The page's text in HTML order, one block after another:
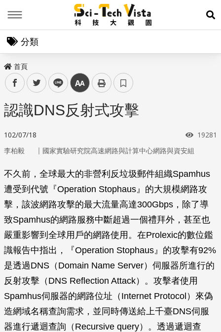
展
分類
首頁
facebooktwitter line 中
認識DNS反射式攻擊
102/07/18 瀏覽次
19281
李柏毅 ｜ 國家實驗研究院高速網路與計算中心網路與資安組
不久前，全球最大的非營利反垃圾郵件組織Spamhus
遭受到代號『Operation Stophaus』的大規模網路攻
擊，該波網路攻擊的最大流量高達300Gbps，除了導
致Spamhus的網路服務中斷超過一個禮拜外，甚至也
嚴重影響到全球用戶的網路使用。在Prolexic的數位鑑
識報告中指出，『Operation Stophaus』的攻擊有92%
是透過DNS（Domain Name Server）伺服器所進行的
反射攻擊（DNS Reflection Attack）。攻擊者使用
Spamhus伺服器的網路位址（Internet Protocol）來偽
造網域名稱查詢需求，並同時傳送給上千臺DNS伺服
器進行遞迴查詢（Recursive query）。透過遞迴查